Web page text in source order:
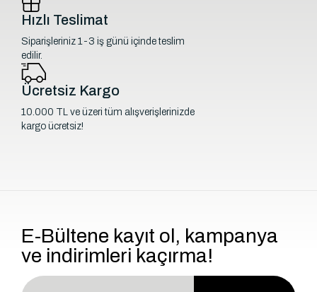
Hızlı Teslimat
Siparişleriniz 1-3 iş günü içinde teslim
edilir.
Ücretsiz Kargo
10.000 TL ve üzeri tüm alışverişlerinizde
kargo ücretsiz!
E-Bültene kayıt ol, kampanya
ve indirimleri kaçırma!